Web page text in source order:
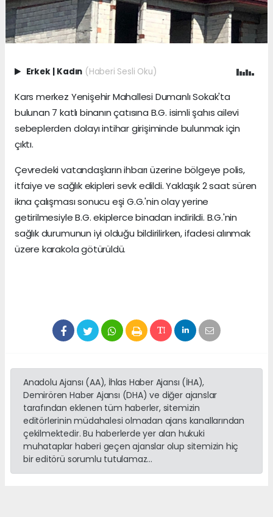
Erkek Kadın (Haberi Sesli Oku)
Kars merkez Yenişehir Mahallesi Dumanlı Sokak'ta
bulunan 7 katlı binanın çatısına B.G. isimli şahıs ailevi
sebeplerden dolayı intihar girişiminde bulunmak için
çıktı.
Çevredeki vatandaşların ihbarı üzerine bölgeye polis,
itfaiye ve sağlık ekipleri sevk edildi. Yaklaşık 2 saat süren
ikna çalışması sonucu eşi G.G.'nin olay yerine
getirilmesiyle B.G. ekiplerce binadan indirildi. B.G.'nin
sağlık durumunun iyi olduğu bildirilirken, ifadesi alınmak
üzere karakola götürüldü.
Anadolu Ajansı (AA), İhlas Haber Ajansı (İHA),
Demirören Haber Ajansı (DHA) ve diğer ajanslar
tarafından eklenen tüm haberler, sitemizin
editörlerinin müdahalesi olmadan ajans kanallarından
çekilmektedir. Bu haberlerde yer alan hukuki
muhataplar haberi geçen ajanslar olup sitemizin hiç
bir editörü sorumlu tutulamaz...